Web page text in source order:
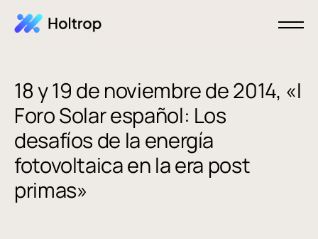
18 y 19 de noviembre de 2014, «I
Foro Solar español: Los
desafíos de la energía
fotovoltaica en la era post
primas»